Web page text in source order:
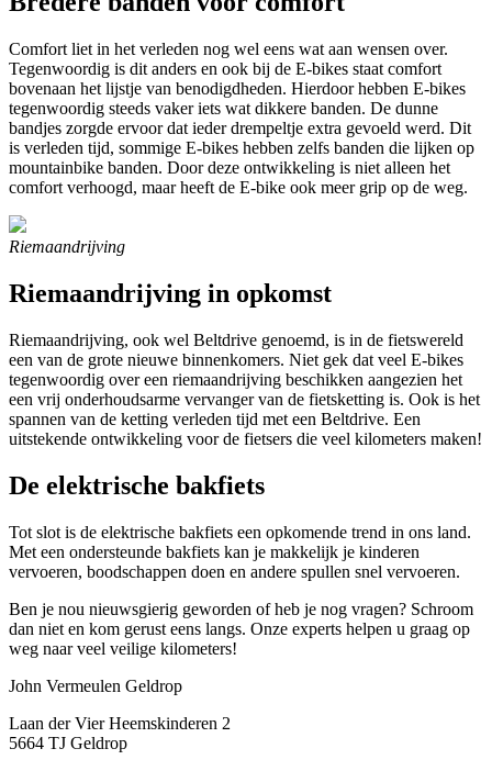
Comfort liet in het verleden nog wel eens wat aan wensen over.
Tegenwoordig is dit anders en ook bij de E-bikes staat comfort
bovenaan het lijstje van benodigdheden. Hierdoor hebben E-bikes
tegenwoordig steeds vaker iets wat dikkere banden. De dunne
bandjes zorgde ervoor dat ieder drempeltje extra gevoeld werd. Dit
is verleden tijd, sommige E-bikes hebben zelfs banden die lijken op
mountainbike banden. Door deze ontwikkeling is niet alleen het
comfort verhoogd, maar heeft de E-bike ook meer grip op de weg.
Riemaandrijving
Riemaandrijving in opkomst
Riemaandrijving, ook wel Beltdrive genoemd, is in de fietswereld
een van de grote nieuwe binnenkomers. Niet gek dat veel E-bikes
tegenwoordig over een riemaandrijving beschikken aangezien het
een vrij onderhoudsarme vervanger van de fietsketting is. Ook is het
spannen van de ketting verleden tijd met een Beltdrive. Een
uitstekende ontwikkeling voor de fietsers die veel kilometers maken!
De elektrische bakfiets
Tot slot is de elektrische bakfiets een opkomende trend in ons land.
Met een ondersteunde bakfiets kan je makkelijk je kinderen
vervoeren, boodschappen doen en andere spullen snel vervoeren.
Ben je nou nieuwsgierig geworden of heb je nog vragen? Schroom
dan niet en kom gerust eens langs. Onze experts helpen u graag op
weg naar veel veilige kilometers!
John Vermeulen Geldrop
Laan der Vier Heemskinderen 2
5664 TJ Geldrop